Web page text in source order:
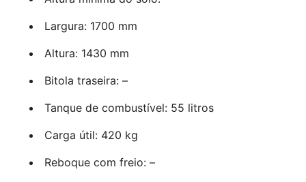
Largura: 1700 mm
Altura: 1430 mm
Bitola traseira: –
Tanque de combustível: 55 litros
Carga útil: 420 kg
Reboque com freio: –